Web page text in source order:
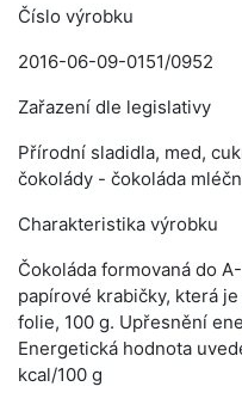
Číslo výrobku
2016-06-09-0151/0952
Zařazení dle legislativy
Přírodní sladidla, med,
čokolády - čokoláda
Charakteristika výrobku
Čokoláda formovaná do
papírové krabičky, která
folie, 100 g. Upřesnění
Energetická hodnota
kcal/100 g